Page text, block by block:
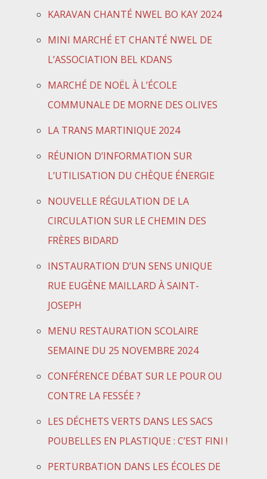
KARAVAN CHANTÉ NWEL BO KAY 2024
MINI MARCHÉ ET CHANTÉ NWEL DE
L’ASSOCIATION BEL KDANS
MARCHÉ DE NOËL À L’ÉCOLE
COMMUNALE DE MORNE DES OLIVES
LA TRANS MARTINIQUE 2024
RÉUNION D’INFORMATION SUR
L’UTILISATION DU CHÈQUE ÉNERGIE
NOUVELLE RÉGULATION DE LA
CIRCULATION SUR LE CHEMIN DES
FRÈRES BIDARD
INSTAURATION D’UN SENS UNIQUE
RUE EUGÈNE MAILLARD À SAINT-
JOSEPH
MENU RESTAURATION SCOLAIRE
SEMAINE DU 25 NOVEMBRE 2024
CONFÉRENCE DÉBAT SUR LE POUR OU
CONTRE LA FESSÉE ?
LES DÉCHETS VERTS DANS LES SACS
POUBELLES EN PLASTIQUE : C’EST FINI !
PERTURBATION DANS LES ÉCOLES DE